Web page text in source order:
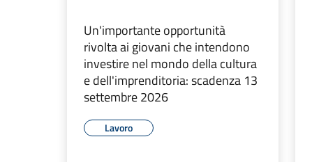
Un'importante opportunità
rivolta ai giovani che intendono
investire nel mondo della cultura
e dell'imprenditoria: scadenza 13
settembre 2026
Lavoro